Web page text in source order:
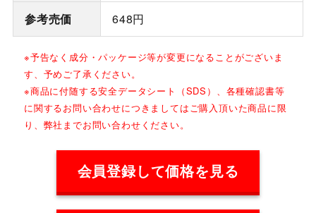
参考売価 648円
※予告なく成分・パッケージ等が変更になることがございま
す、予めご了承ください。
※商品に付随する安全データシート（SDS）、各種確認書等
に関するお問い合わせにつきましてはご購入頂いた商品に限
り、弊社までお問い合わせください。
会員登録して価格を見る